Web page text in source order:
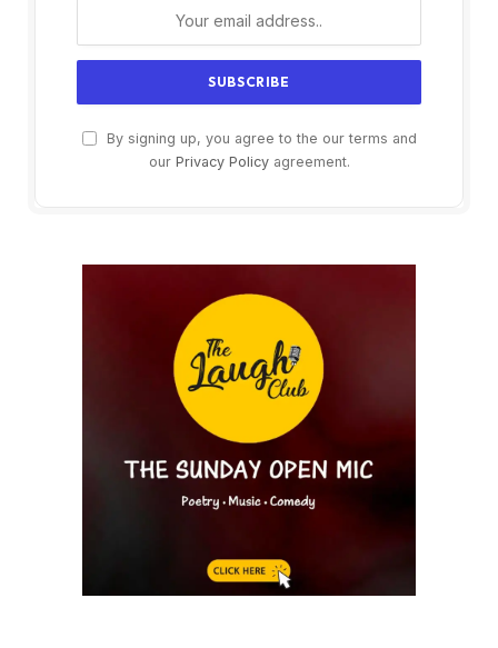
By signing up, you agree to the our terms and
our Privacy Policyagreement.